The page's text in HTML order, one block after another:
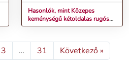
Hasonlók, mint Közepes
keménységű kétoldalas rugós
matrac 180x200 cm Spring Max
3 … 31 Következő »